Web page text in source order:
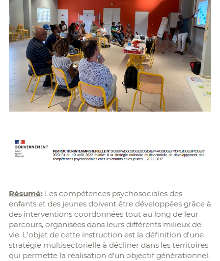
Résumé:Les compétences psychosociales des
enfants et des jeunes doivent être développées grâce à
des interventions coordonnées tout au long de leur
parcours, organisées dans leurs différents milieux de
vie. L'objet de cette instruction est la définition d'une
stratégie multisectorielle à décliner dans les territoires
qui permette la réalisation d'un objectif générationnel.